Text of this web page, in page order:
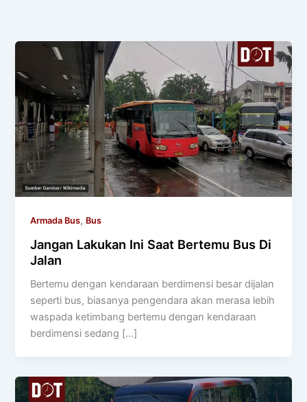
Armada Bus, Bus
Jangan Lakukan Ini Saat Bertemu Bus Di
Jalan
Bertemu dengan kendaraan berdimensi besar dijalan
seperti bus, biasanya pengendara akan merasa lebih
waspada ketimbang bertemu dengan kendaraan
berdimensi sedang […]